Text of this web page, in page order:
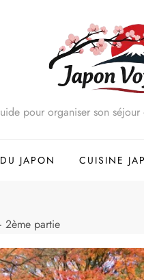
pour organiser son séjour
JAPON CUISINE